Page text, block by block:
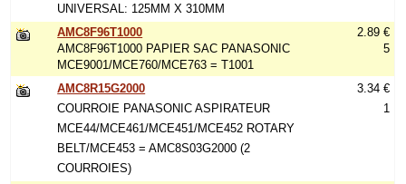
UNIVERSAL: 125MM X 310MM
AMC8F96T1000
AMC8F96T1000 PAPIER SAC PANASONIC
MCE9001/MCE760/MCE763 = T1001
2.89 €
5
AMC8R15G2000
COURROIE PANASONIC ASPIRATEUR
MCE44/MCE461/MCE451/MCE452 ROTARY
BELT/MCE453 = AMC8S03G2000 (2
COURROIES)
3.34 €
1